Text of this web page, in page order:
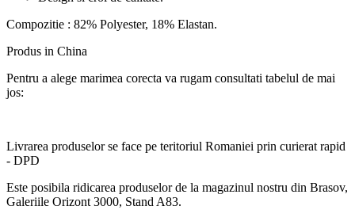
Compozitie : 82% Polyester, 18% Elastan.
Produs in China
Pentru a alege marimea corecta va rugam consultati tabelul de mai
jos:
Livrarea produselor se face pe teritoriul Romaniei prin curierat rapid
- DPD
Este posibila ridicarea produselor de la magazinul nostru din Brasov,
Galeriile Orizont 3000, Stand A83.